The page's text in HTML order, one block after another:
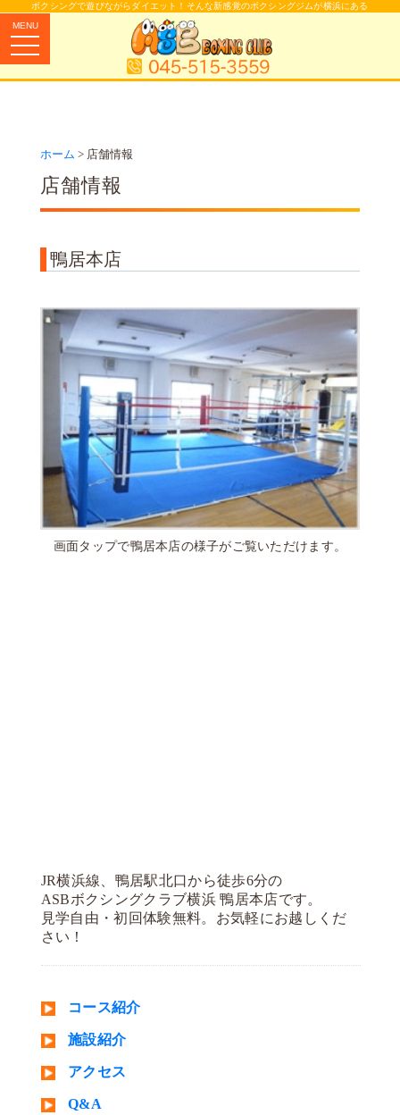
ボクシングで遊びながらダイエット！そんな新感覚のボクシングジムが横浜にある
MENU
toggle
navigation
ホーム 店舗情報
店舗情報
鴨居本店
画面タップで鴨居本店の様子がご覧いただけます。
JR横浜線、鴨居駅北口から徒歩6分の
ASBボクシングクラブ横浜 鴨居本店です。
見学自由・初回体験無料。お気軽にお越しくだ
さい！
コース紹介
施設紹介
アクセス
Q&A